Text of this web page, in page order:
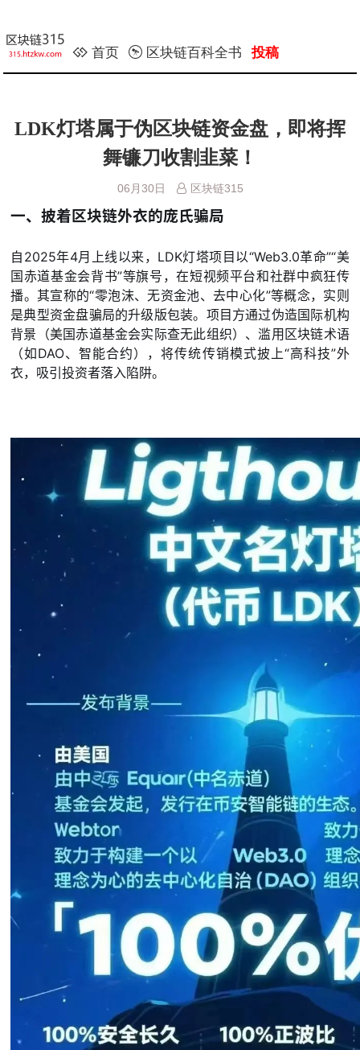
首页 区块链百科全书 投稿
LDK灯塔属于伪区块链资金盘，即将挥
舞镰刀收割韭菜！
06月30日 区块链315
一、披着区块链外衣的庞氏骗局
自2025年4月上线以来，LDK灯塔项目以“Web3.0革命”“美
国赤道基金会背书”等旗号，在短视频平台和社群中疯狂传
播。其宣称的“零泡沫、无资金池、去中心化”等概念，实则
是典型资金盘骗局的升级版包装。项目方通过伪造国际机构
背景（美国赤道基金会实际查无此组织）、滥用区块链术语
（如DAO、智能合约），将传统传销模式披上“高科技”外
衣，吸引投资者落入陷阱。